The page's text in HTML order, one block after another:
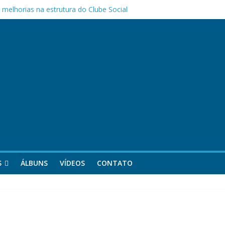
melhorias na estrutura do Clube Social
da APOCEPI
ÁLBUNS VÍDEOS CONTATO